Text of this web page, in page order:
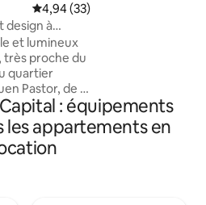
Évaluation moyenne sur la
4,94 (33)
design à
et lumineux
très proche du
quartier
Pastor, de la
mètres
des
dispose d'un
Buen Pastor » à
restaurants, des
: équipements
les appartements en